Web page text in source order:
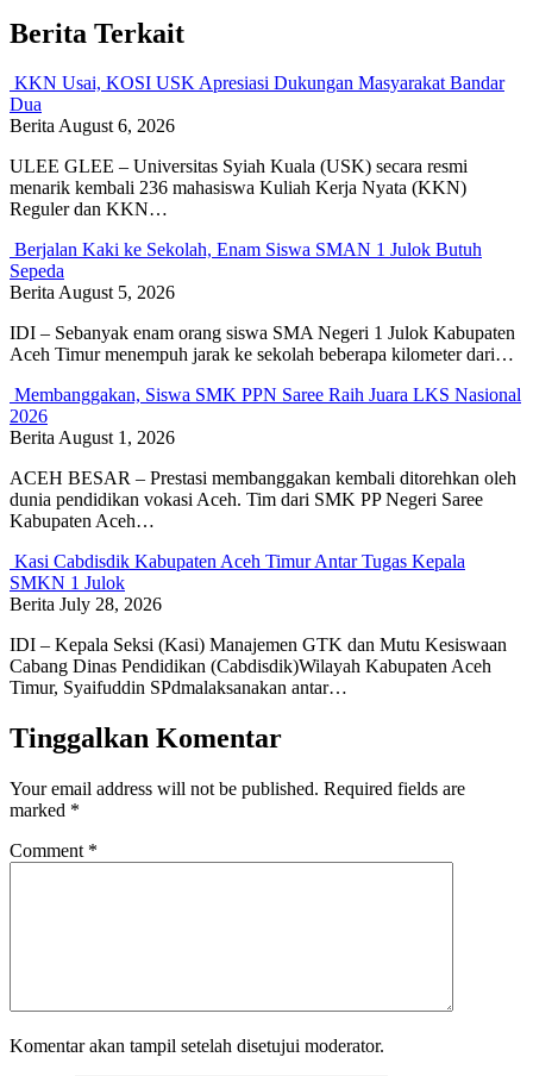
Berita Terkait
KKN Usai, KOSI USK Apresiasi Dukungan Masyarakat Bandar
Dua
BeritaAugust 6, 2026
ULEE GLEE – Universitas Syiah Kuala (USK) secara resmi
menarik kembali 236 mahasiswa Kuliah Kerja Nyata (KKN)
Reguler dan KKN…
Berjalan Kaki ke Sekolah, Enam Siswa SMAN 1 Julok Butuh
Sepeda
BeritaAugust 5, 2026
IDI – Sebanyak enam orang siswa SMA Negeri 1 Julok Kabupaten
Aceh Timur menempuh jarak ke sekolah beberapa kilometer dari…
Membanggakan, Siswa SMK PPN Saree Raih Juara LKS Nasional
2026
BeritaAugust 1, 2026
ACEH BESAR – Prestasi membanggakan kembali ditorehkan oleh
dunia pendidikan vokasi Aceh. Tim dari SMK PP Negeri Saree
Kabupaten Aceh…
Kasi Cabdisdik Kabupaten Aceh Timur Antar Tugas Kepala
SMKN 1 Julok
Berita July 28, 2026
IDI – Kepala Seksi (Kasi) Manajemen GTK dan Mutu Kesiswaan
Cabang Dinas Pendidikan (Cabdisdik)Wilayah Kabupaten Aceh
Timur, Syaifuddin SPdmalaksanakan antar…
Tinggalkan Komentar
Your email address will not be published. Required fields are
marked *
Comment *
Komentar akan tampil setelah disetujui moderator.